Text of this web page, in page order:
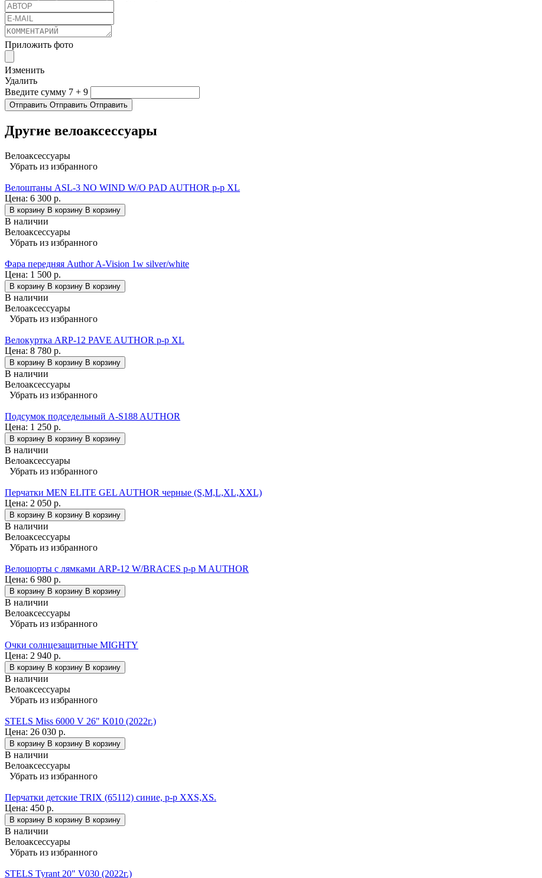
Приложить фото
Изменить
Удалить
Введите сумму 7 + 9
Отправить Отправить Отправить
Другие велоаксессуары
Велоаксессуары
Убрать из избранного
Велоштаны ASL-3 NO WIND W/O PAD AUTHOR р-р XL
Цена: 6 300 р.
В корзину В корзину В корзину
В наличии
Велоаксессуары
Убрать из избранного
Фара передняя Author A-Vision 1w silver/white
Цена: 1 500 р.
В корзину В корзину В корзину
В наличии
Велоаксессуары
Убрать из избранного
Велокуртка ARP-12 PAVE AUTHOR р-р XL
Цена: 8 780 р.
В корзину В корзину В корзину
В наличии
Велоаксессуары
Убрать из избранного
Подсумок подседельный A-S188 AUTHOR
Цена: 1 250 р.
В корзину В корзину В корзину
В наличии
Велоаксессуары
Убрать из избранного
Перчатки MEN ELITE GEL AUTHOR черные (S,M,L,XL,XXL)
Цена: 2 050 р.
В корзину В корзину В корзину
В наличии
Велоаксессуары
Убрать из избранного
Велошорты с лямками ARP-12 W/BRACES р-р M AUTHOR
Цена: 6 980 р.
В корзину В корзину В корзину
В наличии
Велоаксессуары
Убрать из избранного
Очки солнцезащитные MIGHTY
Цена: 2 940 р.
В корзину В корзину В корзину
В наличии
Велоаксессуары
Убрать из избранного
STELS Miss 6000 V 26" K010 (2022г.)
Цена: 26 030 р.
В корзину В корзину В корзину
В наличии
Велоаксессуары
Убрать из избранного
Перчатки детские TRIX (65112) синие, р-р XXS,XS.
Цена: 450 р.
В корзину В корзину В корзину
В наличии
Велоаксессуары
Убрать из избранного
STELS Tyrant 20" V030 (2022г.)